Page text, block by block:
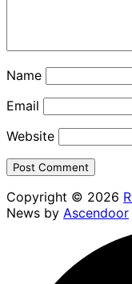
Name
Email
Website
Copyright © 2026
News by Ascendoor